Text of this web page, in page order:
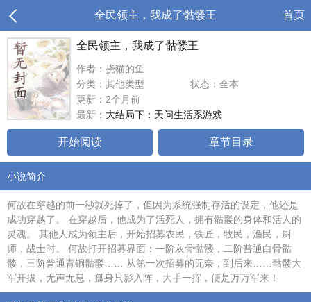
全民领主，我成了骷髅王 首页
全民领主，我成了骷髅王
作者：挠猫的鱼
分类：其他类型
状态：全本
更新：2个月前
最新： 大结局下：天问生活系游戏
开始阅读 章节目录
小说简介
何故在穿越的前一秒就死掉了，但因为系统强制存活的设定，他还是
成功穿越了。 在穿越后，他成为了活死人，拥有骷髅的身体和活人的
灵魂。 其他人成为领主后，开始招募农民，铁匠，牧民，渔民，厨
师，战士时。 何故打开招募界面：一阶灰骨骷髅，二阶普通白骨骷
髅，三阶普通青铜骷髅…… 从第一次招募的无奈，到后来……骷髅大
军开拔，无声无息，孤身只影入阵，大手一挥，便是万万军来！